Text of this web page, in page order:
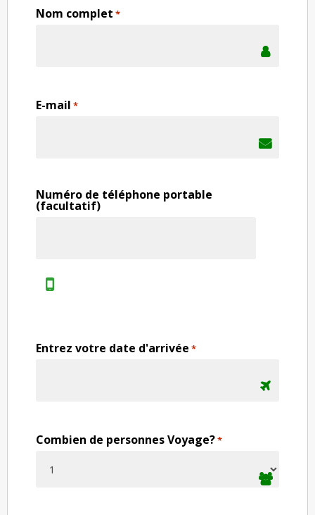
Nom complet *
E-mail *
Numéro de téléphone portable
(facultatif)
Entrez votre date d'arrivée *
Combien de personnes Voyage?*